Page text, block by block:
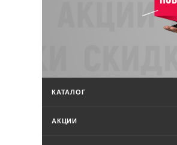
КАТАЛОГ
АКЦИИ